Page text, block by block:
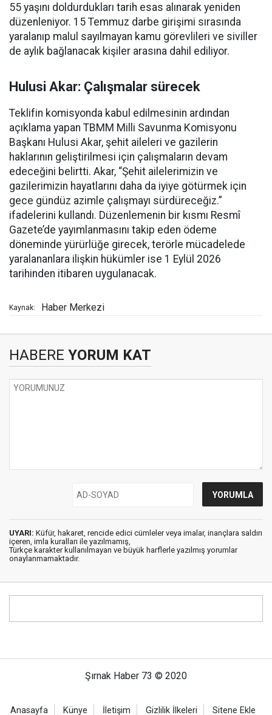
55 yaşını doldurdukları tarih esas alınarak yeniden
düzenleniyor. 15 Temmuz darbe girişimi sırasında
yaralanıp malul sayılmayan kamu görevlileri ve siviller
de aylık bağlanacak kişiler arasına dahil ediliyor.
Hulusi Akar: Çalışmalar sürecek
Teklifin komisyonda kabul edilmesinin ardından
açıklama yapan TBMM Milli Savunma Komisyonu
Başkanı Hulusi Akar, şehit aileleri ve gazilerin
haklarının geliştirilmesi için çalışmaların devam
edeceğini belirtti. Akar, “Şehit ailelerimizin ve
gazilerimizin hayatlarını daha da iyiye götürmek için
gece gündüz azimle çalışmayı sürdüreceğiz.”
ifadelerini kullandı. Düzenlemenin bir kısmı Resmî
Gazete’de yayımlanmasını takip eden ödeme
döneminde yürürlüğe girecek, terörle mücadelede
yaralananlara ilişkin hükümler ise 1 Eylül 2026
tarihinden itibaren uygulanacak.
Kaynak: Haber Merkezi
HABERE YORUM KAT
UYARI: Küfür, hakaret, rencide edici cümleler veya imalar, inançlara saldırı
içeren, imla kuralları ile yazılmamış,
Türkçe karakter kullanılmayan ve büyük harflerle yazılmış yorumlar
onaylanmamaktadır.
Şırnak Haber 73 © 2020
Anasayfa Künye İletişim Gizlilik İlkeleri Sitene Ekle